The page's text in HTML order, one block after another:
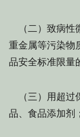
（二）致病性
重金属等污染物
品安全标准限量
（三）用超过
品、食品添加剂；